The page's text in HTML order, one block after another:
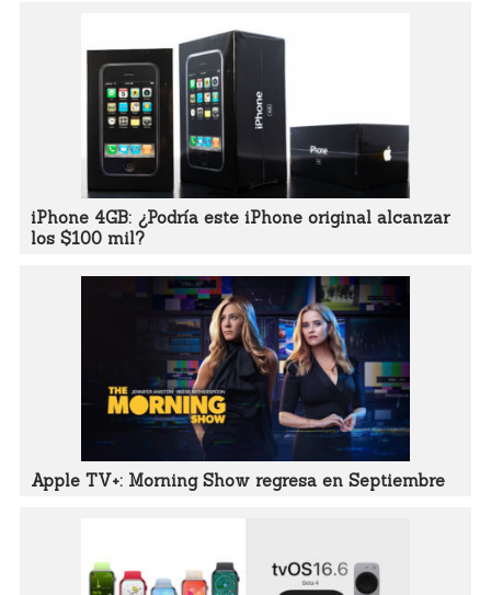
iPhone 4GB: ¿Podría este iPhone original alcanzar
los $100 mil?
Apple TV+: Morning Show regresa en Septiembre